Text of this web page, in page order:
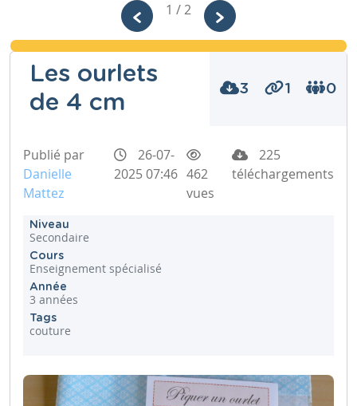
1 / 2
Les ourlets
de 4 cm
3 1 0
Publié par
Danielle
Mattez
26-07-
2025 07:46 462
vues
225
téléchargements
Niveau
Secondaire
Cours
Enseignement spécialisé
Année
3 années
Tags
couture